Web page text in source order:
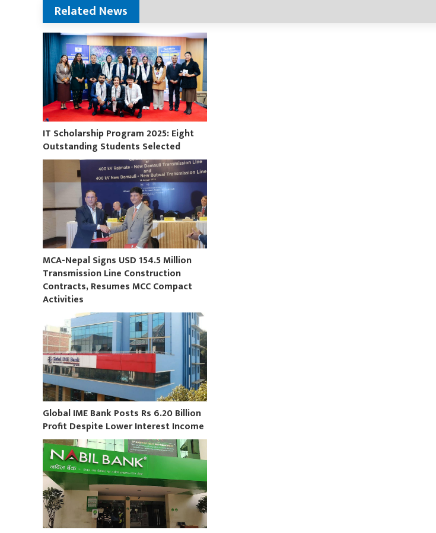
Related News
IT Scholarship Program 2025: Eight
Outstanding Students Selected
MCA-Nepal Signs USD 154.5 Million
Transmission Line Construction
Contracts, Resumes MCC Compact
Activities
Global IME Bank Posts Rs 6.20 Billion
Profit Despite Lower Interest Income